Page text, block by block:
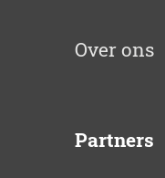
Over ons
Partners